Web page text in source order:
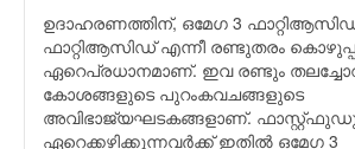
ഉദാഹരണത്തിന്, ഒമേഗ 3
ഫാറ്റിആസിഡ് എന്നീ രണ്ടുതരം
ഏറെപ്രധാനമാണ്. ഇവ രണ്ടും
കോശങ്ങളുടെ പുറംകവചങ്ങളുടെ
അവിഭാജ്യഘടകങ്ങളാണ്.
ഏറെക്കഴിക്കുന്നവര്‍ക്ക് ഇതില്‍ ഒമേഗ 3